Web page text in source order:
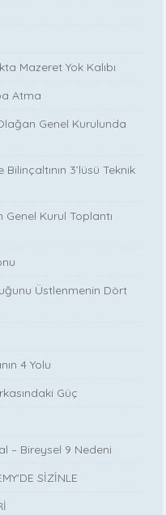
Mazeret Yok Kalıbı
Atma
Genel Kurulunda
3’lüsü Teknik
Kurul Toplantı
Üstlenmenin Dört
4 Yolu
Güç
– Bireysel 9 Nedeni
SİZİNLE